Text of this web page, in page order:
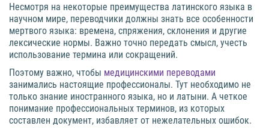
Несмотря на некоторые преимущества латинского языка в
научном мире, переводчики должны знать все особенности
мертвого языка: времена, спряжения, склонения и другие
лексические нормы. Важно точно передать смысл, учесть
использование термина или сокращений.
Поэтому важно, чтобы медицинскими переводами
занимались настоящие профессионалы. Тут необходимо не
только знание иностранного языка, но и латыни. А четкое
понимание профессиональных терминов, из которых
составлен документ, избавляет от нежелательных ошибок.